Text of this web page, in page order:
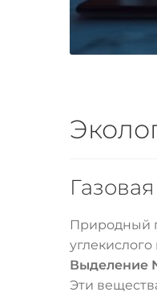
Природный
Выделение
Эти